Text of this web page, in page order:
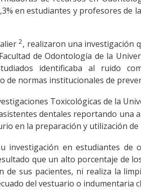
en estudiantes y profesores de
2, realizaron una investigación
de Odontología de la
identificaba al ruido
de normas institucionales de
Toxicológicas de la
dentales reportando una
en la preparación y utilización de
investigación en estudiantes de
que un alto porcentaje de
de sus pacientes, ni realiza la
del vestuario o indumentaria